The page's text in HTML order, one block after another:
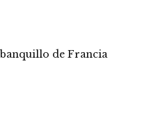
de Francia